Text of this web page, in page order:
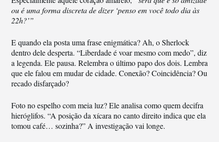
ou é uma forma discreta de dizer ‘penso em você todo dia às
22h?’”
E quando ela posta uma frase enigmática? Ah, o Sherlock
dentro dele desperta. “Liberdade é voar mesmo com medo”, diz
a legenda. Ele pausa. Relembra o último papo dos dois. Lembra
que ele falou em mudar de cidade. Conexão? Coincidência? Ou
recado disfarçado?
Foto no espelho com meia luz? Ele analisa como quem decifra
hieróglifos. “A posição da xícara no canto direito indica que ela
tomou café… sozinha?” A investigação vai longe.